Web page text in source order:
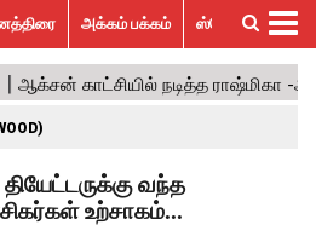
அக்கம் பக்கம் ஸ்பெஷல் ஸ்டோரீஸ்
வந்த
உற்சாகம்...